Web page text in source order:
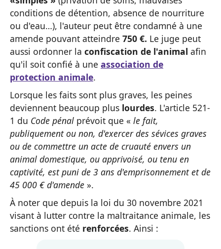
conditions de détention, absence de nourriture
ou d'eau…), l'auteur peut être condamné à une
amende pouvant atteindre 750 €. Le juge peut
aussi ordonner la confiscation de l'animal afin
qu'il soit confié à une association de
protection animale.
Lorsque les faits sont plus graves, les peines
deviennent beaucoup plus lourdes. L'article 521-
1 du Code pénal prévoit que « le fait,
publiquement ou non, d'exercer des sévices graves
ou de commettre un acte de cruauté envers un
animal domestique, ou apprivoisé, ou tenu en
captivité, est puni de 3 ans d'emprisonnement et de
45 000 € d'amende ».
À noter que depuis la loi du 30 novembre 2021
visant à lutter contre la maltraitance animale, les
sanctions ont été renforcées. Ainsi :